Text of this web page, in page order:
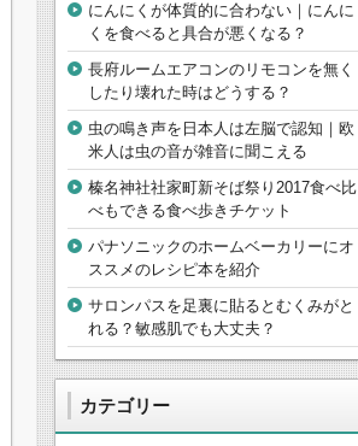
にんにくが体質的に合わない｜にんに
くを食べると具合が悪くなる？
長府ルームエアコンのリモコンを無く
したり壊れた時はどうする？
虫の鳴き声を日本人は左脳で認知｜欧
米人は虫の音が雑音に聞こえる
榛名神社社家町新そば祭り2017食べ比
べもできる食べ歩きチケット
パナソニックのホームベーカリーにオ
ススメのレシピ本を紹介
サロンパスを足裏に貼るとむくみがと
れる？敏感肌でも大丈夫？
カテゴリー